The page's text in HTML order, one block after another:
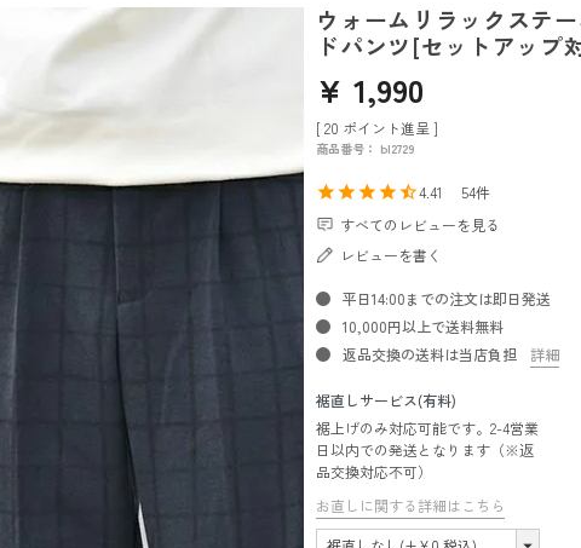
ウォームリラックステ
ドパンツ[セットアップ
¥ 1,990
[ 20 ポイント進呈 ]
商品番号 bl2729
4.41
54
すべてのレビューを見る
レビューを書く
平日14:00までの注文は即日発送
10,000円以上で送料無料
返品交換の送料は当店負担
詳細
裾直しサービス(有料)
裾上げのみ対応可能です。2-4営業
日以内での発送となります（※返
品交換対応不可）
お直しに関する詳細はこちら